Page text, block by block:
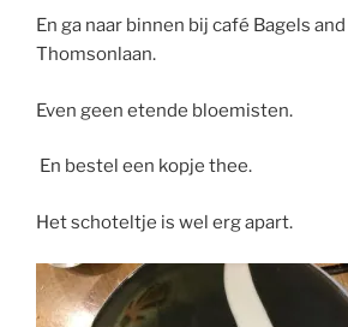
En ga naar binnen bij café Bagels
Thomsonlaan.
Even geen etende bloemisten.
En bestel een kopje thee.
Het schoteltje is wel erg apart.